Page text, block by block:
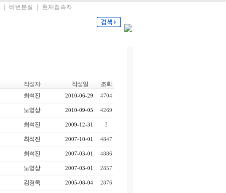
비번분실 현재접속자
작성자 작성일 조회
최석진 2010-06-29 4704
노영상 2010-09-05 4269
최석진 2009-12-31 3
최석진 2007-10-01 4847
최석진 2007-03-01 4886
노영상 2007-03-01 2857
김경옥 2005-08-04 2876